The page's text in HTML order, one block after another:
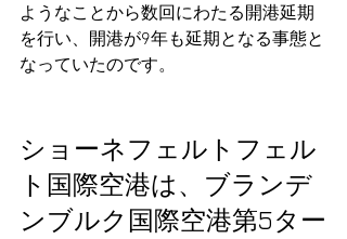
ようなことから数回にわたる開港延期
を行い、開港が9年も延期となる事態と
なっていたのです。
ショーネフェルトフェル
ト国際空港は、ブランデ
ンブルク国際空港第5ター